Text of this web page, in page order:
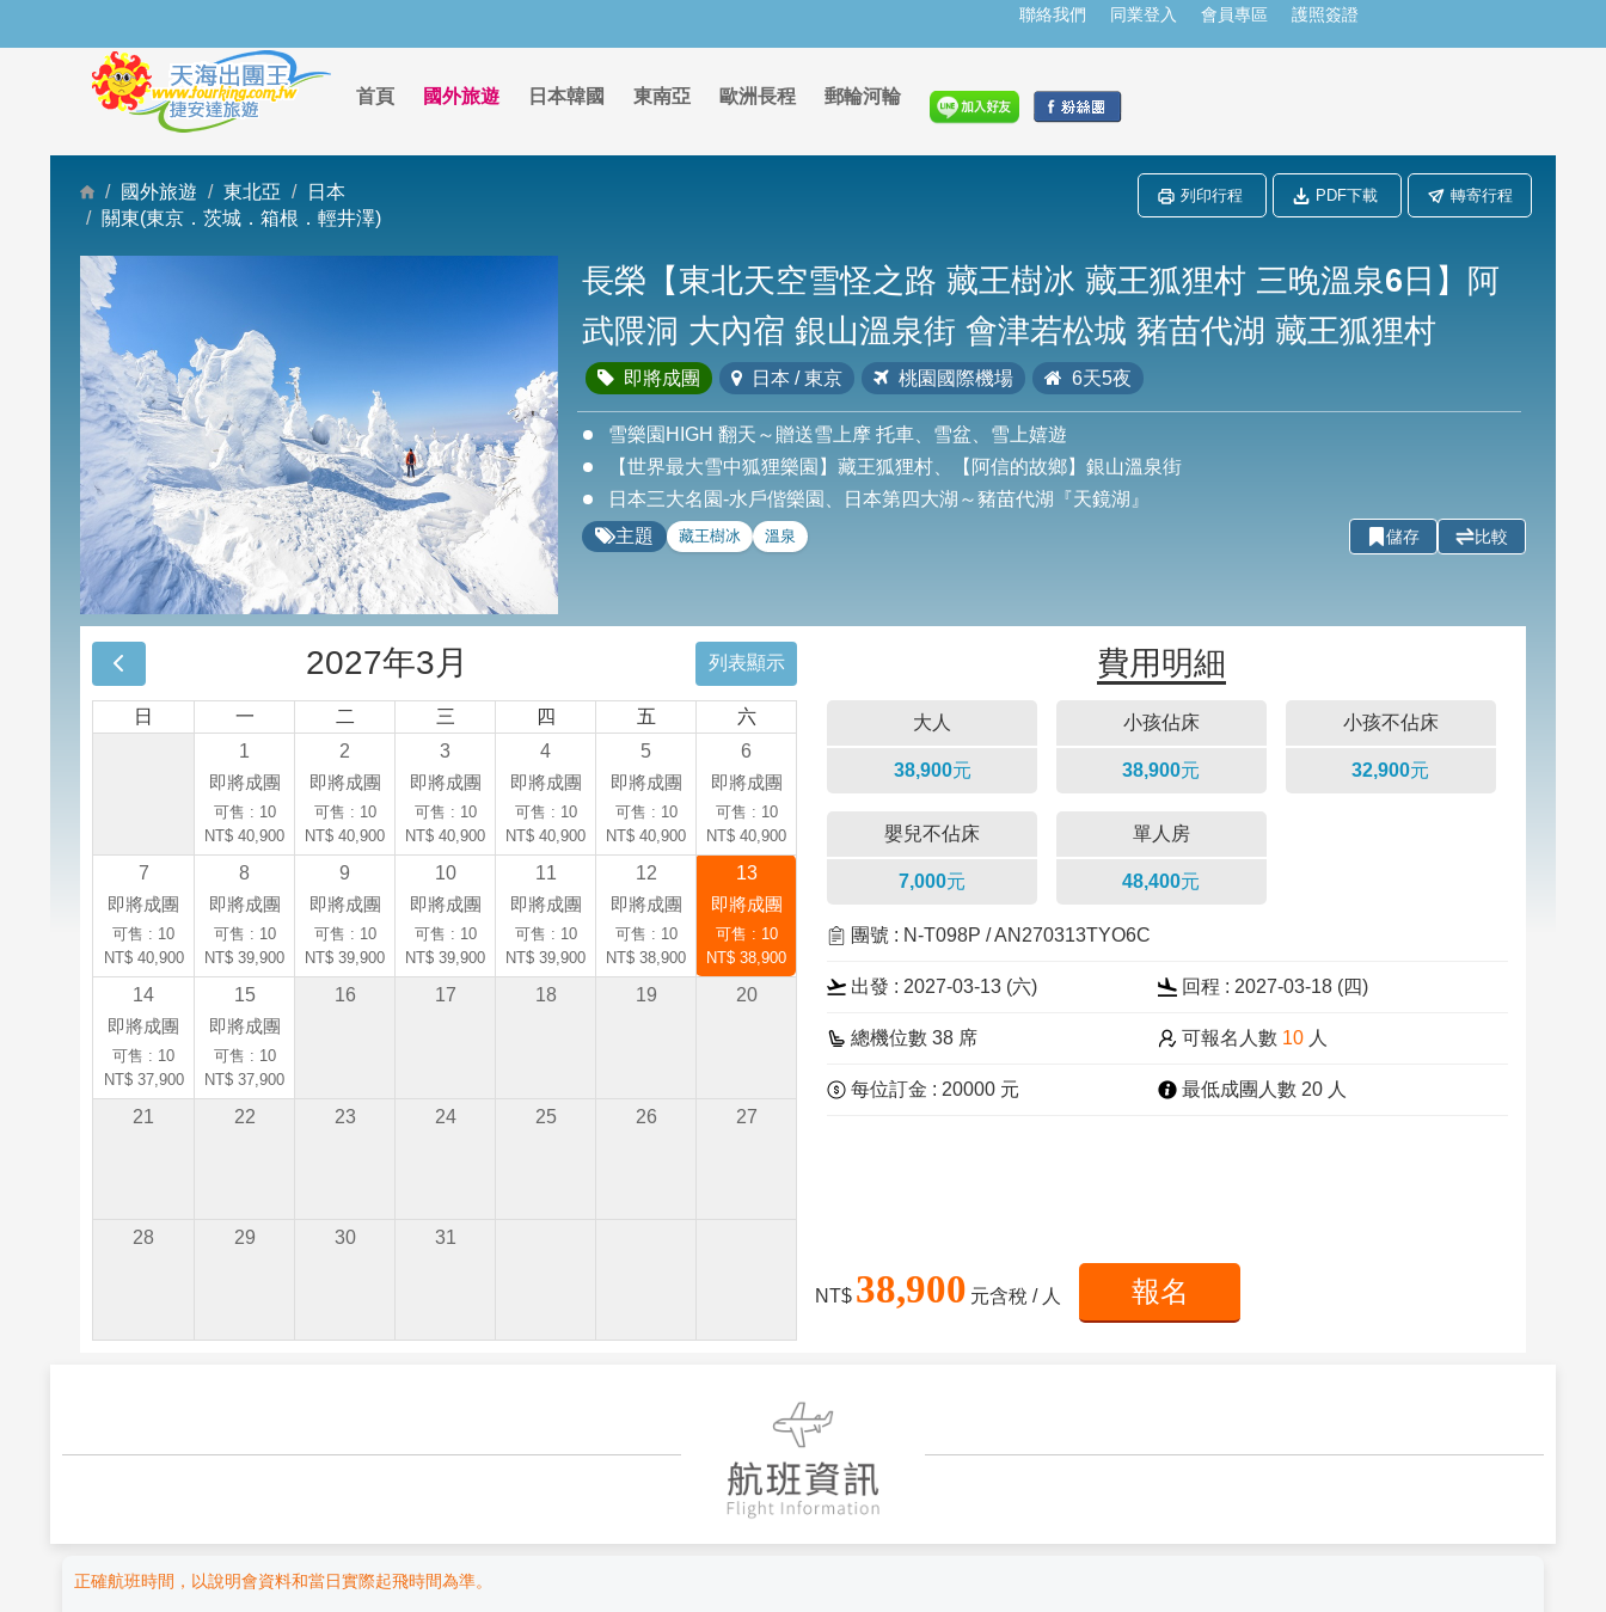
聯絡我們 同業登入 會員專區 護照簽證
首頁 國外旅遊 日本韓國 東南亞 歐洲長程 郵輪河輪
國外旅遊 東北亞
日本
關東(東京．茨城．箱根．輕井澤)
列印行程 PDF下載 轉寄行程
長榮【東北天空雪怪之路 藏王樹冰 藏王狐狸村 三晚溫泉6日】阿
武隈洞 大內宿 銀山溫泉街 會津若松城 豬苗代湖 藏王狐狸村
即將成團 日本 / 東京 桃園國際機場 6天5夜
雪樂園HIGH 翻天～贈送雪上摩 托車、雪盆、雪上嬉遊
【世界最大雪中狐狸樂園】藏王狐狸村、【阿信的故鄉】銀山溫泉街
日本三大名園-水戶偕樂園、日本第四大湖～豬苗代湖『天鏡湖』
主題
藏王樹冰 溫泉 儲存 比較
2027年3月 列表顯示
日 一 二 三 四 五
六
1
即將成團
可售 : 10
NT$ 40,900
2
即將成團
可售 : 10
NT$ 40,900
3
即將成團
可售 : 10
NT$ 40,900
4
即將成團
可售 : 10
NT$ 40,900
5
即將成團
可售 : 10
NT$ 40,900
6
即將成團
可售 : 10
NT$ 40,900
7
即將成團
可售 : 10
NT$ 40,900
8
即將成團
可售 : 10
NT$ 39,900
9
即將成團
可售 : 10
NT$ 39,900
10
即將成團
可售 : 10
NT$ 39,900
11
即將成團
可售 : 10
NT$ 39,900
12
即將成團
可售 : 10
NT$ 38,900
13
即將成團
可售 : 10
NT$ 38,900
14
即將成團
可售 : 10
NT$ 37,900
15
即將成團
可售 : 10
NT$ 37,900
16 17 18 19 20
21 22 23 24 25 26 27
28 29 30 31
費用明細
大人 小孩佔床 小孩不佔床
38,900元 38,900元 32,900元
嬰兒不佔床 單人房
7,000元 48,400元
團號 : N-T098P / AN270313TYO6C
出發 : 2027-03-13 (六) 回程 : 2027-03-18 (四)
總機位數 38 席 可報名人數 10人
每位訂金 : 20000 元 最低成團人數 20 人
NT$ 38,900 元含稅 / 人 報名
正確航班時間，以說明會資料和當日實際起飛時間為準。